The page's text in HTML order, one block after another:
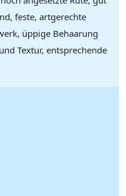
feste, artgerechte
üppige Behaarung
Textur, entsprechende